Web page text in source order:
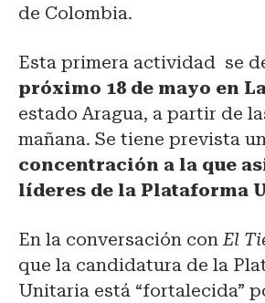
de Colombia.
Esta primera actividad se
próximo 18 de mayo en
estado Aragua, a partir de
mañana. Se tiene prevista
concentración a la que
líderes de la Plataforma
En la conversación conEl
que la candidatura de la
Unitaria está “fortalecida”